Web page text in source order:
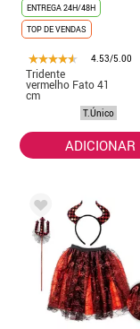
ENTREGA 24H/48H
TOP DE VENDAS
4.53/5.00
Tridente
vermelho Fato 41
cm
T.Único
ADICIONAR